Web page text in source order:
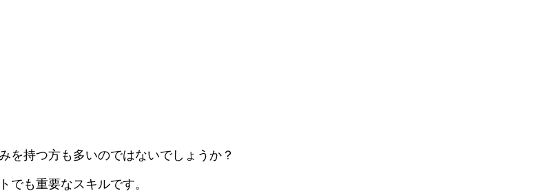
を持つ方も多いのではないでしょうか？
でも重要なスキルです。